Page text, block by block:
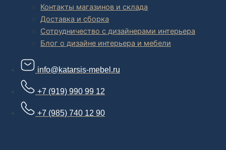
Контакты магазинов и склада
Доставка и сборка
Сотрудничество с дизайнерами интерьера
Блог о дизайне интерьера и мебели
info@katarsis-mebel.ru
+7 (919) 990 99 12
+7 (985) 740 12 90